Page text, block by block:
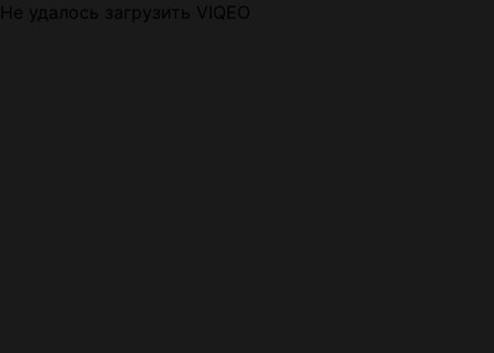
Не удалось загрузить VIQEO